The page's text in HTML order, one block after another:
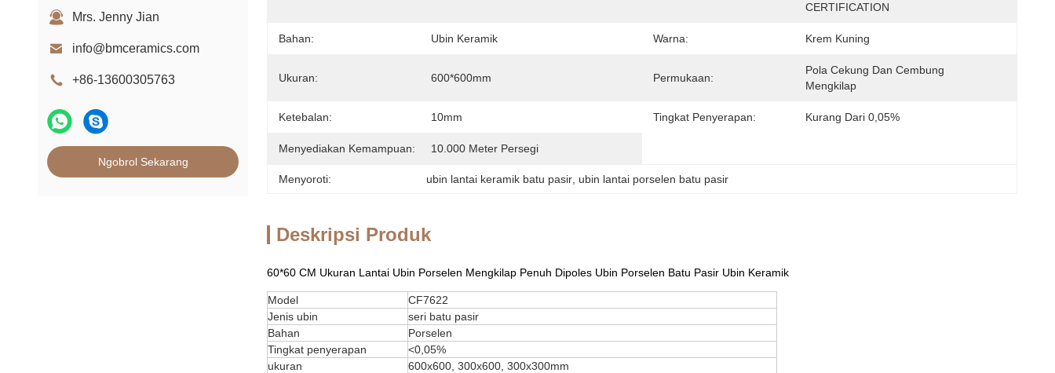
Mrs. Jenny Jian
info@bmceramics.com
+86-13600305763
Ngobrol Sekarang
CERTIFICATION
Bahan: Ubin Keramik Warna: Krem Kuning
Ukuran: 600*600mm Permukaan:
Pola Cekung Dan Cembung
Mengkilap
Ketebalan: 10mm Tingkat Penyerapan: Kurang Dari 0,05%
Menyediakan Kemampuan: 10.000 Meter Persegi
Menyoroti: ubin lantai keramik batu pasir ubin lantai porselen batu pasir
Deskripsi Produk
60*60 CM Ukuran Lantai Ubin Porselen Mengkilap Penuh Dipoles Ubin Porselen Batu Pasir Ubin Keramik
Model
CF7622
Jenis ubin
seri batu pasir
Bahan
Porselen
Tingkat penyerapan
<0,05%
ukuran
600x600, 300x600, 300x300mm